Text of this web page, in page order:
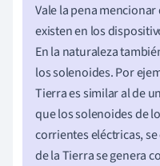
Vale la pena
existen en los
En la naturaleza
los solenoides. Por
Tierra es similar al de
que los solenoides de
corrientes eléctricas,
de la Tierra se genera